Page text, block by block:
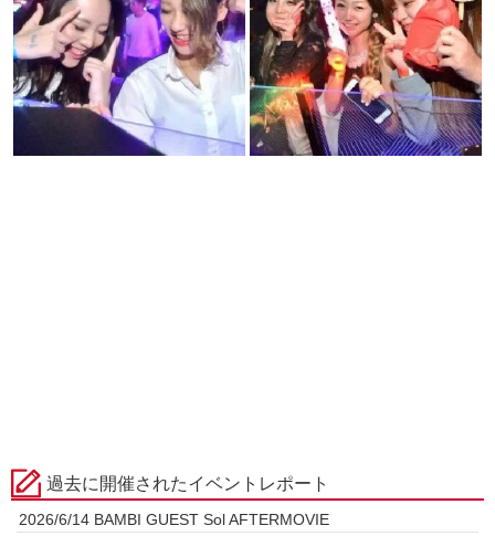
過去に開催されたイベントレポート
2026/6/14 BAMBI GUEST Sol AFTERMOVIE